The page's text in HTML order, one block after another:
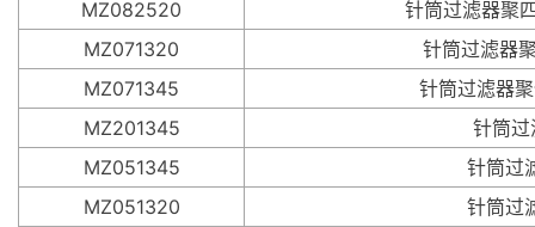
MZ082520
针筒过滤器聚
MZ071320
针筒过滤器
MZ071345
针筒过滤器
MZ201345
针筒
MZ051345
针筒过
MZ051320
针筒过